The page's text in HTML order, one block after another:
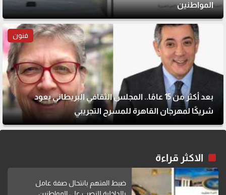
المواطنين
فنون
بعد أكثر من 15 عامًا.. المجلس الثقافي البريطاني يعود
شريكًا لمهرجان القاهرة للمسرح التجريبي
الاكثر قراءة
ضبط المتهم بانتحال صفة عامل
بالداخلية للنصب على المواطنين